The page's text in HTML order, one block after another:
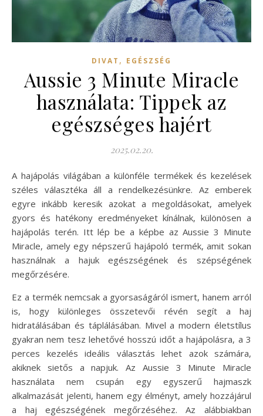
DIVAT , EGÉSZSÉG
Aussie 3 Minute Miracle
használata: Tippek az
egészséges hajért
2025.02.20.
A hajápolás világában a különféle termékek és kezelések
széles választéka áll a rendelkezésünkre. Az emberek
egyre inkább keresik azokat a megoldásokat, amelyek
gyors és hatékony eredményeket kínálnak, különösen a
hajápolás terén. Itt lép be a képbe az Aussie 3 Minute
Miracle, amely egy népszerű hajápoló termék, amit sokan
használnak a hajuk egészségének és szépségének
megőrzésére.
Ez a termék nemcsak a gyorsaságáról ismert, hanem arról
is, hogy különleges összetevői révén segít a haj
hidratálásában és táplálásában. Mivel a modern életstílus
gyakran nem tesz lehetővé hosszú időt a hajápolásra, a 3
perces kezelés ideális választás lehet azok számára,
akiknek sietős a napjuk. Az Aussie 3 Minute Miracle
használata nem csupán egy egyszerű hajmaszk
alkalmazását jelenti, hanem egy élményt, amely hozzájárul
a haj egészségének megőrzéséhez. Az alábbiakban